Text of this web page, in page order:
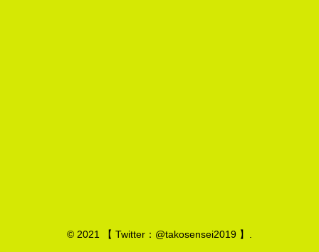
© 2021 【 Twitter：@takosensei2019 】.